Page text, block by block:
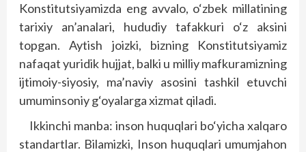
Konstitutsiyamizda eng avvalo, o‘zbek millatining
tarixiy an’analari, hududiy tafakkuri o‘z aksini
topgan. Aytish joizki, bizning Konstitutsiyamiz
nafaqat yuridik hujjat, balki u milliy mafkuramizning
ijtimoiy-siyosiy, ma’naviy asosini tashkil etuvchi
umuminsoniy g‘oyalarga xizmat qiladi.
Ikkinchi manba: inson huquqlari bo‘yicha xalqaro
standartlar. Bilamizki, Inson huquqlari umumjahon